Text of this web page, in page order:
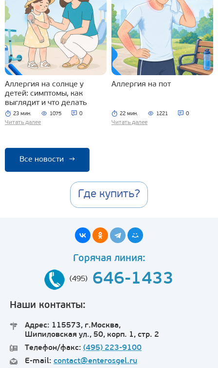
Аллергия на солнце у
детей: симптомы, как
выглядит и что делать
23 мин. 1075 0
Читать далее
Аллергия на пот
22 мин. 1221 0
Читать далее
Все новости →
Где купить?
Горячая линия:
(495) 646-1433
Наши контакты:
Адрес: 115573, г.Москва,
Шипиловская ул., 50, корп. 1, стр. 2
Телефон/факс: (495) 223-9100
E-mail: contact@enterosgel.ru